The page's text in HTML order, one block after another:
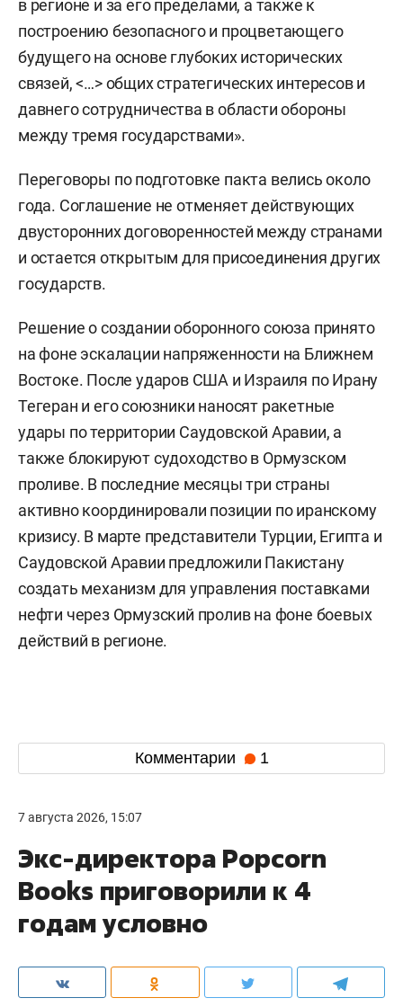
в регионе и за его пределами, а также к
построению безопасного и процветающего
будущего на основе глубоких исторических
связей, <…> общих стратегических интересов и
давнего сотрудничества в области обороны
между тремя государствами».
Переговоры по подготовке пакта велись около
года. Соглашение не отменяет действующих
двусторонних договоренностей между странами
и остается открытым для присоединения других
государств.
Решение о создании оборонного союза принято
на фоне эскалации напряженности на Ближнем
Востоке. После ударов США и Израиля по Ирану
Тегеран и его союзники наносят ракетные
удары по территории Саудовской Аравии, а
также блокируют судоходство в Ормузском
проливе. В последние месяцы три страны
активно координировали позиции по иранскому
кризису. В марте представители Турции, Египта и
Саудовской Аравии предложили Пакистану
создать механизм для управления поставками
нефти через Ормузский пролив на фоне боевых
действий в регионе.
Комментарии 1
7 августа 2026, 15:07
Экс-директора Popcorn
Books приговорили к 4
годам условно